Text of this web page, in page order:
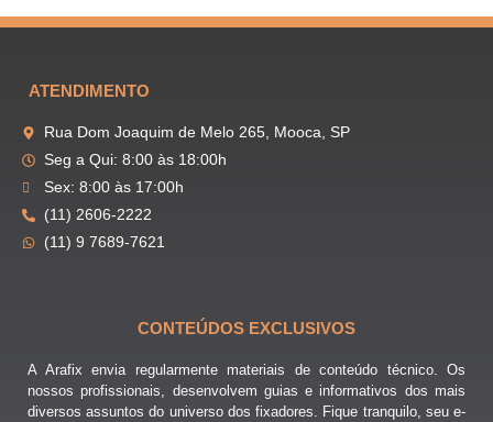
ATENDIMENTO
Rua Dom Joaquim de Melo 265, Mooca, SP
Seg a Qui: 8:00 às 18:00h
Sex: 8:00 às 17:00h
(11) 2606-2222
(11) 9 7689-7621
CONTEÚDOS EXCLUSIVOS
A Arafix envia regularmente materiais de conteúdo técnico. Os
nossos profissionais, desenvolvem guias e informativos dos mais
diversos assuntos do universo dos fixadores. Fique tranquilo, seu e-